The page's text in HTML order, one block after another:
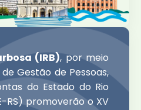
(IRB), por meio
Gestão de Pessoas,
do Estado do Rio
RS) promoverão o XV